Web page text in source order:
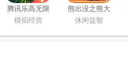
腾讯乐高无限
游戏
模拟经营
熊出没之熊大
快跑
休闲益智